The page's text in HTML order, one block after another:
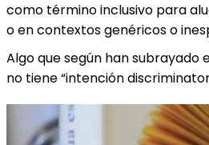
como término inclusivo para
o en contextos genéricos o
Algo que según han subrayado
no tiene “intención